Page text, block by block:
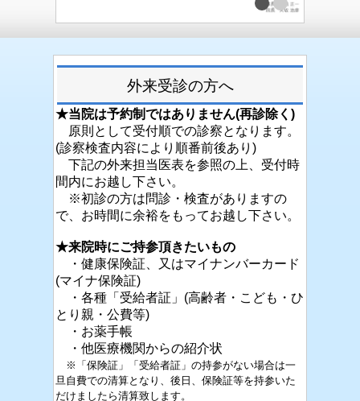
外来受診の方へ
★当院は予約制ではありません(再診除く)
原則として受付順での診察となります。
(診察検査内容により順番前後あり)
下記の外来担当医表を参照の上、受付時
間内にお越し下さい。
※初診の方は問診・検査がありますの
で、お時間に余裕をもってお越し下さい。
★来院時にご持参頂きたいもの
・健康保険証、又はマイナンバーカード
(マイナ保険証)
・各種「受給者証」(高齢者・こども・ひ
とり親・公費等)
・お薬手帳
・他医療機関からの紹介状
※「保険証」「受給者証」の持参がない場合は一
旦自費での清算となり、 後日、保険証等を持参いた
だけましたら清算致します。